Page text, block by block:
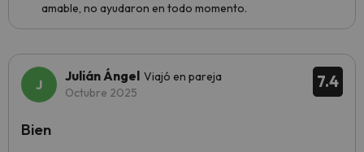
amable, no ayudaron en todo momento.
7.4
Julián Ángel Viajó en pareja
Octubre 2025
Bien